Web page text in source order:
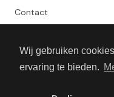
Wij gebruiken
ervaring te bieden.
Contact
Algemene Voorwaarden
Adverteren